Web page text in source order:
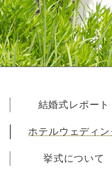
結婚式レポート
ホテルウェディン
挙式について